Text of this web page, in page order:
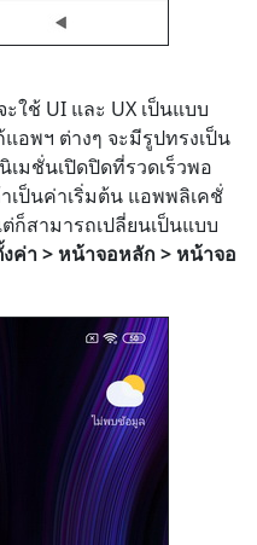
ะใช้ UI และ UX เป็นแบบ
อพฯ ต่างๆ จะมีรูปทรงเป็น
มชั่นเปิดปิดที่รวดเร็วพอ
ป็นค่าเริ่มต้น แอพพลิเคชั่
สามารถเปลี่ยนเป็นแบบ
ค่า > หน้าจอหลัก > หน้าจอ